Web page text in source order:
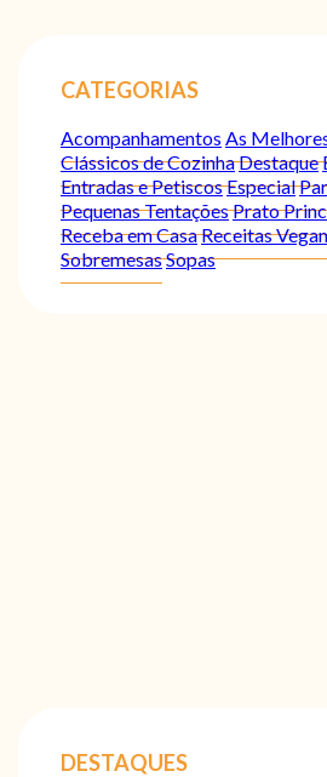
CATEGORIAS
Acompanhamentos As
Clássicos de CozinhaDestaque
Entradas e PetiscosEspecial
Pequenas TentaçõesPrato
Receba em CasaReceitas Vegan
SobremesasSopas
DESTAQUES